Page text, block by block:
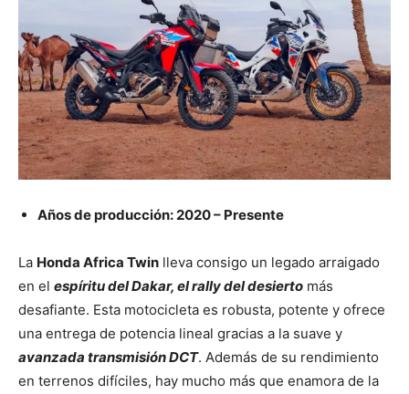
Años de producción: 2020 – Presente
La Honda Africa Twin lleva consigo un legado arraigado
en el espíritu del Dakar, el rally del desierto más
desafiante. Esta motocicleta es robusta, potente y ofrece
una entrega de potencia lineal gracias a la suave y
avanzada transmisión DCT. Además de su rendimiento
en terrenos difíciles, hay mucho más que enamora de la